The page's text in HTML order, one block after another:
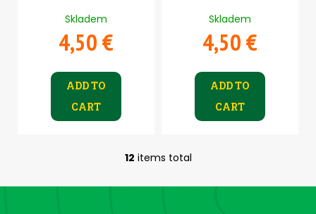
Skladem
4,50 €
ADD TO
CART
Skladem
4,50 €
ADD TO
CART
L
12 items total
F